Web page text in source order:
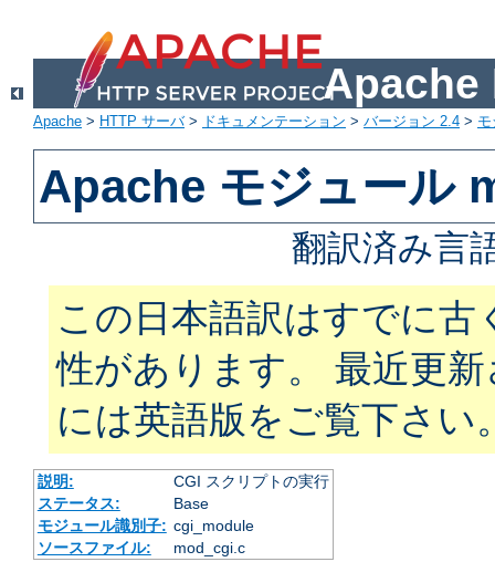
Apache
Apache > HTTP サーバ> ドキュメンテーション > バージョン 2.4 >
Apache モジュール
翻訳済み言
この日本語訳はすでに古
性があります。 最近更
には英語版をご覧下さい
説明:
CGI スクリプトの実行
ステータス:
Base
モジュール識別子: cgi_module
ソースファイル:
mod_cgi.c